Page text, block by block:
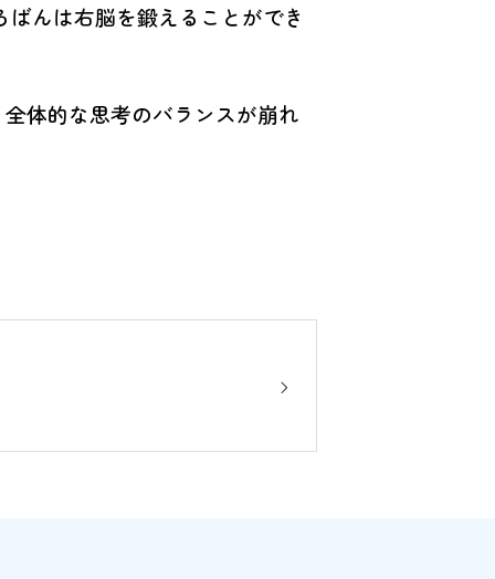
んは右脳を鍛えることができ
体的な思考のバランスが崩れ